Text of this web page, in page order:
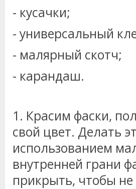
- кусачки;
- универсальный
- малярный скотч;
- карандаш.
1. Красим фаски,
свой цвет. Делать
использованием
внутренней грани
прикрыть, чтобы не